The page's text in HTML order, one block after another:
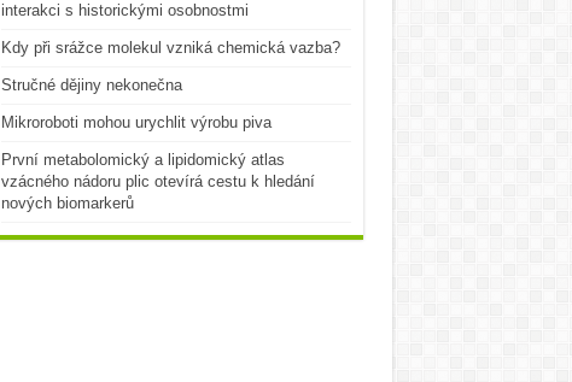
interakci s historickými osobnostmi
Kdy při srážce molekul vzniká chemická vazba?
Stručné dějiny nekonečna
Mikroroboti mohou urychlit výrobu piva
První metabolomický a lipidomický atlas
vzácného nádoru plic otevírá cestu k hledání
nových biomarkerů